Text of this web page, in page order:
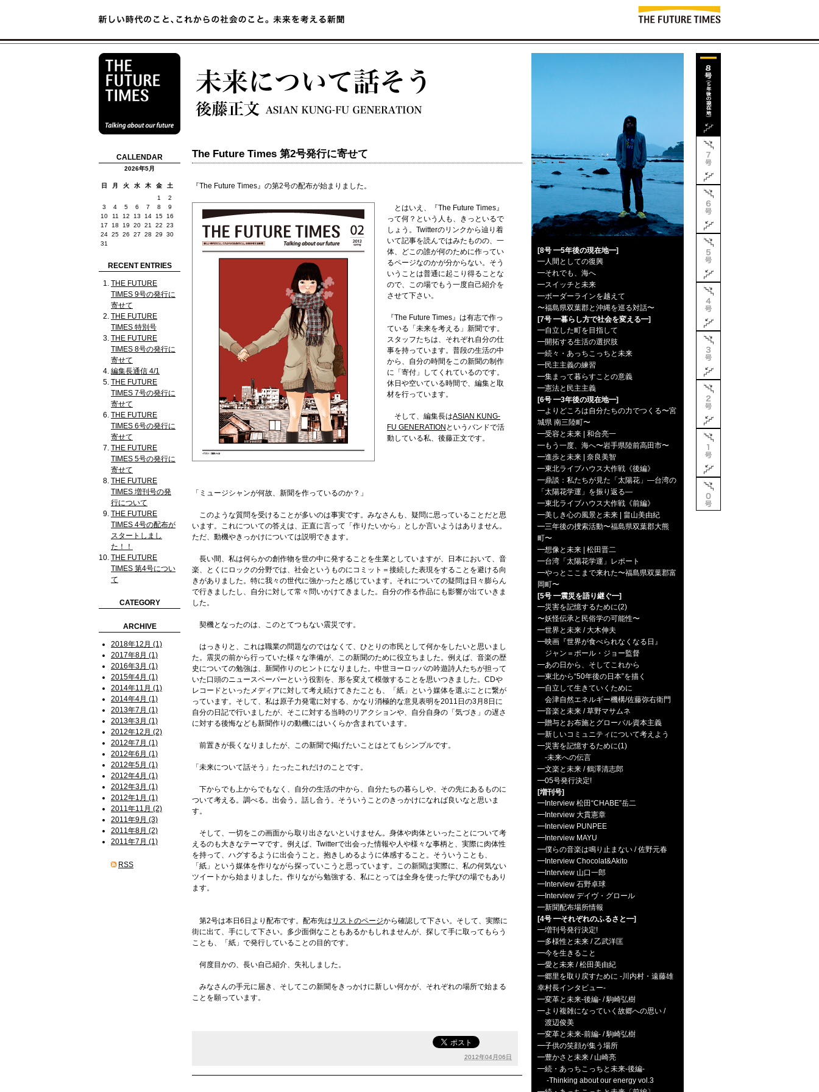
The Future Times 第2号発行に寄せて
『The Future Times』の第2号の配布が始まりました。
とはいえ、『The Future Times』
って何？という人も、きっといるで
しょう。Twitterのリンクから辿り着
いて記事を読んではみたものの、一
体、どこの誰が何のために作ってい
るページなのかが分からない。そう
いうことは普通に起こり得ることな
ので、この場でもう一度自己紹介を
させて下さい。
『The Future Times』は有志で作っ
ている「未来を考える」新聞です。
スタッフたちは、それぞれ自分の仕
事を持っています。普段の生活の中
から、自分の時間をこの新聞の制作
に「寄付」してくれているのです。
休日や空いている時間で、編集と取
材を行っています。
そして、編集長はASIAN KUNG-
FU GENERATION というバンドで活
動している私、後藤正文です。
「ミュージシャンが何故、新聞を作っているのか？」
このような質問を受けることが多いのは事実です。みなさんも、疑問に思っていることだと思
います。これについての答えは、正直に言って「作りたいから」としか言いようはありません。
ただ、動機やきっかけについては説明できます。
長い間、私は何らかの創作物を世の中に発することを生業としていますが、日本において、音
楽、とくにロックの分野では、社会というものにコミット＝接続した表現をすることを避ける向
きがありました。特に我々の世代に強かったと感じています。それについての疑問は日々膨らん
で行きましたし、自分に対して常々問いかけてきました。自分の作る作品にも影響が出ていきま
した。
契機となったのは、このとてつもない震災です。
はっきりと、これは職業の問題なのではなくて、ひとりの市民として何かをしたいと思いまし
た。震災の前から行っていた様々な準備が、この新聞のために役立ちました。例えば、音楽の歴
史についての勉強は、新聞作りのヒントになりました。中世ヨーロッパの吟遊詩人たちが担って
いた口頭のニュースペーパーという役割を、形を変えて模倣することを思いつきました。CDや
レコードといったメディアに対して考え続けてきたことも、「紙」という媒体を選ぶことに繋が
っています。そして、私は原子力発電に対する、かなり消極的な意見表明を2011日の3月8日に
自分の日記で行いましたが、そこに対する当時のリアクションや、自分自身の「気づき」の遅さ
に対する後悔なども新聞作りの動機にはいくらか含まれています。
前置きが長くなりましたが、この新聞で掲げたいことはとてもシンプルです。
「未来について話そう」たったこれだけのことです。
下からでも上からでもなく、自分の生活の中から、自分たちの暮らしや、その先にあるものに
ついて考える。調べる。出会う。話し合う。そういうことのきっかけになれば良いなと思いま
す。
そして、一切をこの画面から取り出さないといけません。身体や肉体といったことについて考
えるのも大きなテーマです。例えば、Twitterで出会った情報や人や様々な事柄と、実際に肉体性
を持って、ハグするように出会うこと。抱きしめるように体感すること。そういうことも、
「紙」という媒体を作りながら探っていこうと思っています。この新聞は実際に、私の何気ない
ツイートから始まりました。作りながら勉強する、私にとっては全身を使った学びの場でもあり
ます。
第2号は本日6日より配布です。配布先は リストのページから確認して下さい。そして、実際に
街に出て、手にして下さい。多少面倒なこともあるかもしれませんが、探して手に取ってもらう
ことも、「紙」で発行していることの目的です。
何度目かの、長い自己紹介、失礼しました。
みなさんの手元に届き、そしてこの新聞をきっかけに新しい何かが、それぞれの場所で始まる
ことを願っています。
2012年04月06日
CALLENDAR
2026年5月
日 月 火 水 木 金
土
1
2
3
4 5 6 7 8
9
10
11 12 13 14 15
16
17
18 19 20 21 22
23
24 25 26 27 28 29
30
31
RECENT ENTRIES
THE FUTURE
TIMES 9号の発行に
寄せて
THE FUTURE
TIMES 特別号
THE FUTURE
TIMES 8号の発行に
寄せて
編集長通信 4/1
THE FUTURE
TIMES 7号の発行に
寄せて
THE FUTURE
TIMES 6号の発行に
寄せて
THE FUTURE
TIMES 5号の発行に
寄せて
THE FUTURE
TIMES 増刊号の発
行について
THE FUTURE
TIMES 4号の配布が
スタートしまし
た！！
THE FUTURE
TIMES 第4号につい
て
CATEGORY
ARCHIVE
2018年12月 (1)
2017年8月 (1)
2016年3月 (1)
2015年4月 (1)
2014年11月 (1)
2014年4月 (1)
2013年7月 (1)
2013年3月 (1)
2012年12月 (2)
2012年7月 (1)
2012年6月 (1)
2012年5月 (1)
2012年4月 (1)
2012年3月 (1)
2012年1月 (1)
2011年11月 (2)
2011年9月 (3)
2011年8月 (2)
2011年7月 (1)
RSS
[8号 ━5年後の現在地━]
━人間としての復興
━それでも、海へ
━スイッチと未来
━ボーダーラインを越えて
〜福島県双葉郡と沖縄を巡る対話〜
[7号 ━暮らし方で社会を変える━]
━自立した町を目指して
━開拓する生活の選択肢
━続々・あっちこっちと未来
━民主主義の練習
━集まって暮らすことの意義
━憲法と民主主義
[6号 ━3年後の現在地━]
━よりどころは自分たちの力でつくる〜宮
城県 南三陸町〜
━受容と未来 | 和合亮一
━もう一度、海へ〜岩手県陸前高田市〜
━進歩と未来 | 奈良美智
━東北ライブハウス大作戦《後編》
━鼎談：私たちが見た「太陽花」―台湾の
「太陽花学運」を振り返る―
━東北ライブハウス大作戦《前編》
━美しき心の風景と未来 | 畠山美由紀
━三年後の捜索活動〜福島県双葉郡大熊
町〜
━想像と未来 | 松田晋二
━台湾「太陽花学運」レポート
━やっとここまで来れた〜福島県双葉郡富
岡町〜
[5号 ━震災を語り継ぐ━]
━災害を記憶するために(2)
〜妖怪伝承と民俗学の可能性〜
━世界と未来 / 大木伸夫
━映画『世界が食べられなくなる日』
ジャン＝ポール・ジョー監督
━あの日から、そしてこれから
━東北から“50年後の日本”を描く
━自立して生きていくために
会津自然エネルギー機構/佐藤弥右衛門
━音楽と未来 / 草野マサムネ
━贈与とお布施とグローバル資本主義
━新しいコミュニティについて考えよう
━災害を記憶するために(1)
-未来への伝言
━文楽と未来 / 鶴澤清志郎
━05号発行決定!
[増刊号]
━ Interview 松田“CHABE”岳二
━ Interview 大貫憲章
━ Interview PUNPEE
━ Interview MAYU
━僕らの音楽は鳴り止まない / 佐野元春
━ Interview Chocolat&Akito
━ Interview 山口一郎
━ Interview 石野卓球
━ Interview デイヴ・グロール
━新聞配布場所情報
[4号 ━それぞれのふるさと━]
━増刊号発行決定!
━多様性と未来 / 乙武洋匡
━今を生きること
━愛と未来 / 松田美由紀
━郷里を取り戻すために -川内村・遠藤雄
幸村長インタビュー-
━変革と未来-後編- / 駒崎弘樹
━より複雑になっていく故郷への思い /
渡辺俊美
━変革と未来-前編- / 駒崎弘樹
━子供の笑顔が集う場所
━豊かさと未来 / 山崎亮
━続・あっちこっちと未来-後編-
-Thinking about our energy vol.3